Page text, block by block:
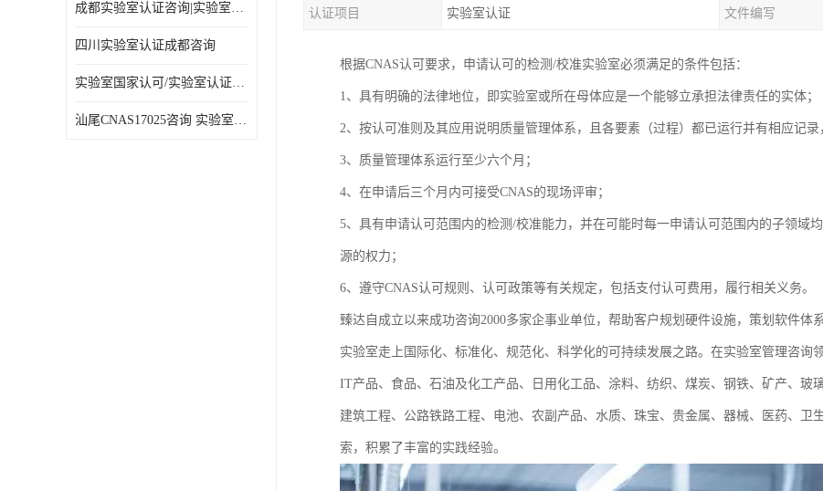
成都实验室认证咨询|实验室认证可咨询
四川实验室认证成都咨询
实验室国家认可/实验室认证咨询/实验室认可咨询公司
汕尾CNAS17025咨询 实验室认可
认证项目 实验室认证 文件编写
根据CNAS认可要求，申请认可的检测/校准实验室必须满足的条件包括：
1、具有明确的法律地位，即实验室或所在母体应是一个能够立承担法律责任的实体；
2、按认可准则及其应用说明质量管理体系，且各要素（过程）都已运行并有相应记录
3、质量管理体系运行至少六个月；
4、在申请后三个月内可接受CNAS的现场评审；
5、具有申请认可范围内的检测/校准能力，并在可能时每一申请认可范围内的子领域
源的权力；
6、遵守CNAS认可规则、认可政策等有关规定，包括支付认可费用，履行相关义务。
臻达自成立以来成功咨询2000多家企事业单位，帮助客户规划硬件设施，策划软件体
实验室走上国际化、标准化、规范化、科学化的可持续发展之路。在实验室管理咨询
IT产品、食品、石油及化工产品、日用化工品、涂料、纺织、煤炭、钢铁、矿产、玻
建筑工程、公路铁路工程、电池、农副产品、水质、珠宝、贵金属、器械、医药、卫
索，积累了丰富的实践经验。